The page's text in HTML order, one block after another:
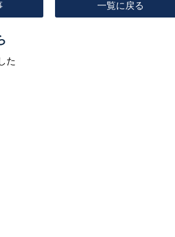
一覧に戻る
た